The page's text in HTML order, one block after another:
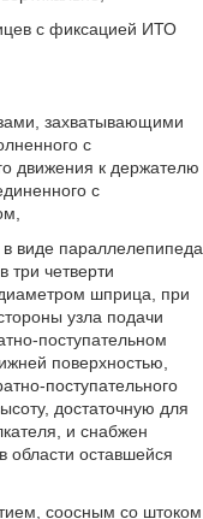
с фиксацией ИТО
захватывающими
с
движения к держателю
с
виде параллелепипеда
четверти
шприца, при
узла подачи
поступательном
поверхностью,
поступательного
достаточную для
и снабжен
области оставшейся
соосным со штоком